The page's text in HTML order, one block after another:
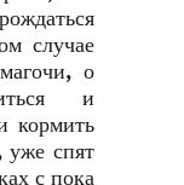
случае
о
и
кормить
уже спят
с пока